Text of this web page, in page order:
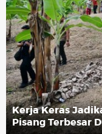
Kerja Keras
Pisang Terbesar